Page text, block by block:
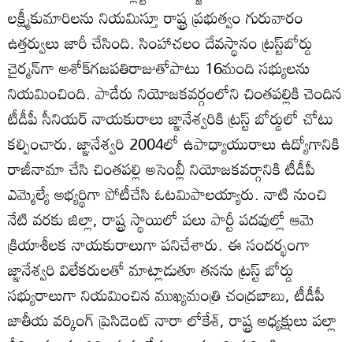
లక్ష్మీకుమారిలను నియమిస్తూ రాష్ట్ర ప్రభుత్వం గురువారం
ఉత్తర్వులు జారీ చేసింది. సింహాచలం దేవస్థానం ట్రస్ట్‌బోర్డు
చైర్మన్‌గా అశోక్‌గజపతిరాజుతోపాటు 16మంది సభ్యులను
నియమించింది. పాడేరు నియోజకవర్గంలోని చింతపల్లికి చెందిన
టీడీపీ సీనియర్‌ నాయకురాలు జ్ఞానేశ్వరికి ట్రస్ట్‌ బోర్డులో చోటు
కల్పించారు. జ్ఞానేశ్వరి 2004లో ఉపాధ్యాయురాలు ఉద్యోగానికి
రాజీనామా చేసి చింతపల్లి అసెంబ్లీ నియోజకవర్గానికి టీడీపీ
ఎమ్మెల్యే అభ్యర్థిగా పోటీచేసి ఓటమిపాలయ్యారు. నాటి నుంచి
నేటి వరకు జిల్లా, రాష్ట్ర స్థాయిలో పలు పార్టీ పదవుల్లో ఆమె
క్రియాశీలక నాయకురాలుగా పనిచేశారు. ఈ సందర్భంగా
జ్ఞానేశ్వరి విలేకరులతో మాట్లాడుతూ తనను ట్రస్ట్‌ బోర్డు
సభ్యురాలుగా నియమించిన ముఖ్యమంత్రి చంద్రబాబు, టీడీపీ
జాతీయ వర్కింగ్‌ ప్రెసిడెంట్‌ నారా లోకేశ్‌, రాష్ట్ర అధ్యక్షులు పల్లా